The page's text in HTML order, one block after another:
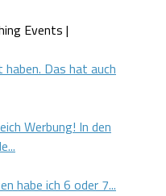
Events |
Das hat auch
Werbung! In den
habe ich 6 oder 7...